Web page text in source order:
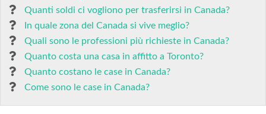
Quanti soldi ci vogliono per trasferirsi in Canada?
In quale zona del Canada si vive meglio?
Quali sono le professioni più richieste in Canada?
Quanto costa una casa in affitto a Toronto?
Quanto costano le case in Canada?
Come sono le case in Canada?